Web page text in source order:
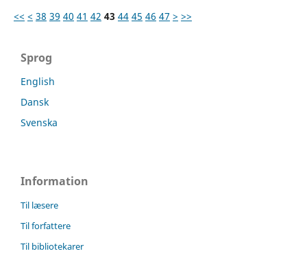
<< < 38 39 40 41 42 43 44 45 46 47 > >>
Sprog
English
Dansk
Svenska
Information
Til læsere
Til forfattere
Til bibliotekarer